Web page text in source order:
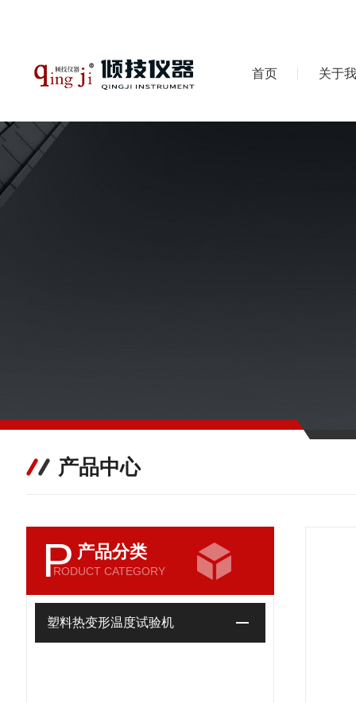
首页 关于
产品中心
P 产品分类
RODUCT CATEGORY
塑料热变形温度试验机